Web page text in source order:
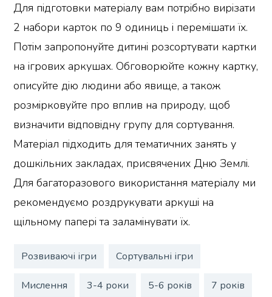
Для підготовки матеріалу вам потрібно вирізати
2 набори карток по 9 одиниць і перемішати їх.
Потім запропонуйте дитині розсортувати картки
на ігрових аркушах. Обговорюйте кожну картку,
описуйте дію людини або явище, а також
розмірковуйте про вплив на природу, щоб
визначити відповідну групу для сортування.
Матеріал підходить для тематичних занять у
дошкільних закладах, присвячених Дню Землі.
Для багаторазового використання матеріалу ми
рекомендуємо роздрукувати аркуші на
щільному папері та заламінувати їх.
Розвиваючі ігри Сортувальні ігри
Мислення 3-4 роки 5-6 років 7 років